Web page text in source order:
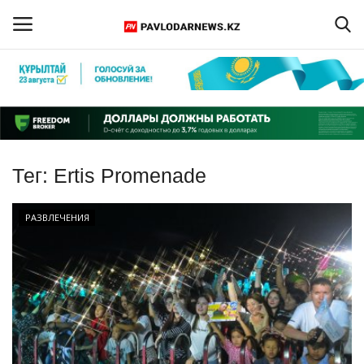
Регистрация
Главная
Обратная связь
КАЗАХСТАН
МИР
СПЕЦПРОЕКТЫ
Тег: Ertis Promenade
РАЗВЛЕЧЕНИЯ